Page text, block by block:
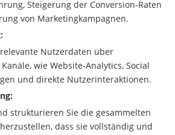
Steigerung der Conversion-Raten
von Marketingkampagnen.
Nutzerdaten über
wie Website-Analytics, Social
und direkte Nutzerinteraktionen.
strukturieren Sie die gesammelten
dass sie vollständig und